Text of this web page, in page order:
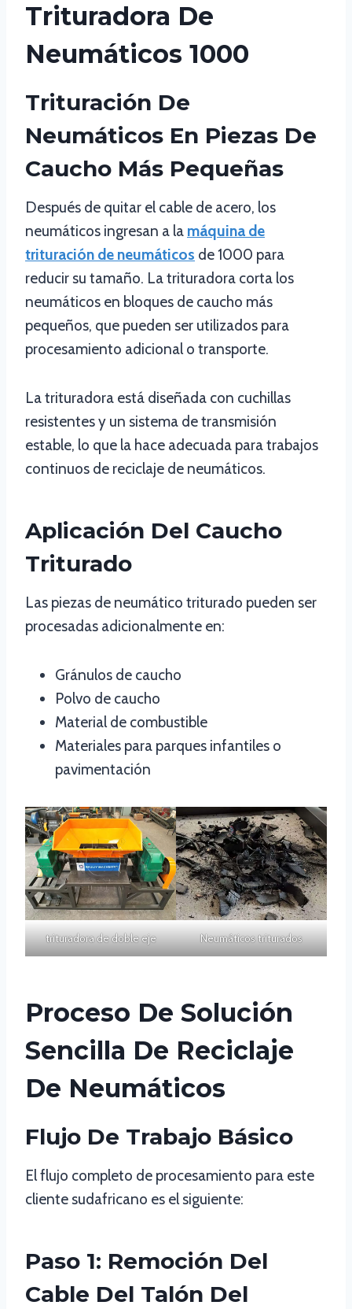
Trituradora De
Neumáticos 1000
Trituración De
Neumáticos En Piezas De
Caucho Más Pequeñas
Después de quitar el cable de acero, los
neumáticos ingresan a la máquina de
trituración de neumáticos de 1000 para
reducir su tamaño. La trituradora corta los
neumáticos en bloques de caucho más
pequeños, que pueden ser utilizados para
procesamiento adicional o transporte.
La trituradora está diseñada con cuchillas
resistentes y un sistema de transmisión
estable, lo que la hace adecuada para trabajos
continuos de reciclaje de neumáticos.
Aplicación Del Caucho
Triturado
Las piezas de neumático triturado pueden ser
procesadas adicionalmente en:
Gránulos de caucho
Polvo de caucho
Material de combustible
Materiales para parques infantiles o
pavimentación
trituradora de doble eje Neumáticos triturados
Proceso De Solución
Sencilla De Reciclaje
De Neumáticos
Flujo De Trabajo Básico
El flujo completo de procesamiento para este
cliente sudafricano es el siguiente:
Paso 1: Remoción Del
Cable Del Talón Del